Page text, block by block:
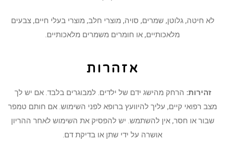
לא חיטה, גלוטן, שמרים, סויה, מוצרי חלב, מוצרי בעלי חיים, צבעים
מלאכותיים, או חומרים משמרים מלאכותיים.
אזהרות
זהירות: הרחק מהישג ידם של ילדים. למבוגרים בלבד. אם יש לך
מצב רפואי קיים, עליך להיוועץ ברופא לפני השימוש. אם חותם טמפר
שבור או חסר, אין להשתמש. יש להפסיק את השימוש לאחר ההריון
אושרה על ידי שתן או בדיקת דם.